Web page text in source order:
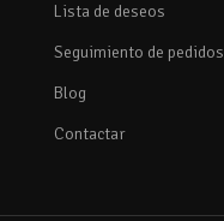
Lista de deseos
Seguimiento de pedidos
Blog
Contactar